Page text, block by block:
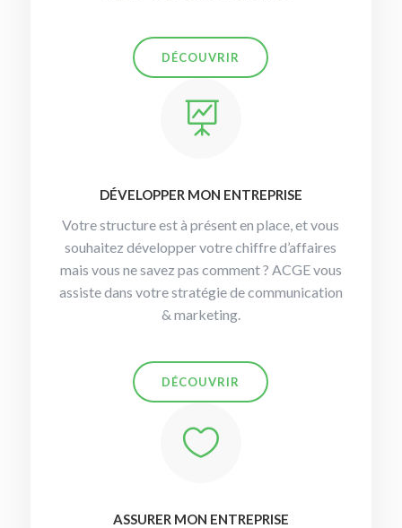
DÉCOUVRIR

DÉVELOPPER MON ENTREPRISE
Votre structure est à présent en place, et vous
souhaitez développer votre chiffre d’affaires
mais vous ne savez pas comment ? ACGE vous
assiste dans votre stratégie de communication
& marketing.
DÉCOUVRIR

ASSURER MON ENTREPRISE